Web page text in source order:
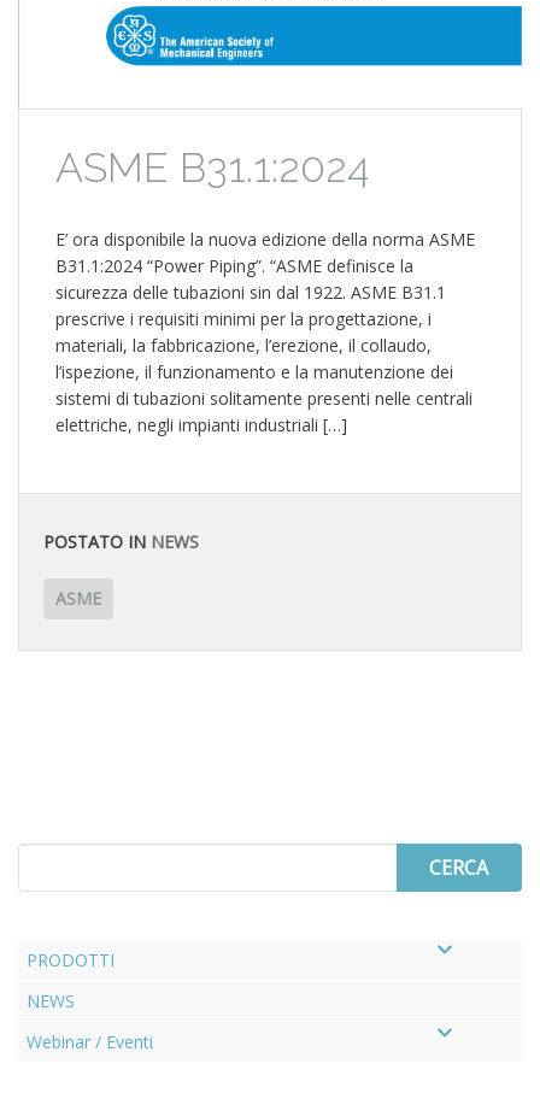
ASME B31.1:2024
E’ ora disponibile la nuova edizione della norma ASME
B31.1:2024 “Power Piping”. “ASME definisce la
sicurezza delle tubazioni sin dal 1922. ASME B31.1
prescrive i requisiti minimi per la progettazione, i
materiali, la fabbricazione, l’erezione, il collaudo,
l’ispezione, il funzionamento e la manutenzione dei
sistemi di tubazioni solitamente presenti nelle centrali
elettriche, negli impianti industriali […]
POSTATO IN NEWS
ASME
Search
PRODOTTI
NEWS
Webinar / Eventi